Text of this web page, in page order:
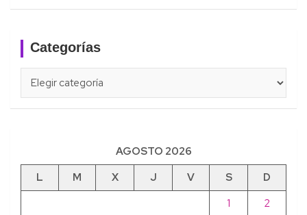
Categorías
AGOSTO 2026
L
M X J V S
D
1
2